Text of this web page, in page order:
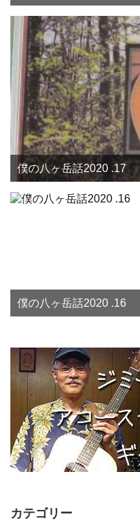
僕の八ヶ岳話2020 .17
僕の八ヶ岳話2020 .16
カテゴリー